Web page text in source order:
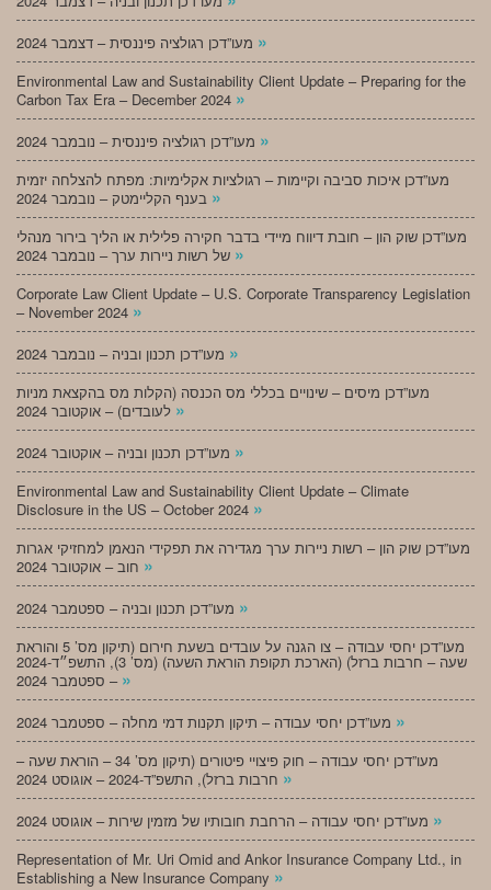
»
Environmental Law and Sustainability Client Update – Preparing for the
Carbon Tax Era – December 2024 »
»
מעו”דכן איכות סביבה וקיימות – רגולציות אקלימיות: מפתח להצלחה יזמית
»
מעו”דכן שוק הון – חובת דיווח מיידי בדבר חקירה פלילית או הליך בירור מנהלי
»
Corporate Law Client Update – U.S. Corporate Transparency Legislation
– November 2024 »
»
מעו”דכן מיסים – שינויים בכללי מס הכנסה (הקלות מס בהקצאת מניות
»
»
Environmental Law and Sustainability Client Update – Climate
Disclosure in the US – October 2024 »
מעו”דכן שוק הון – רשות ניירות ערך מגדירה את תפקידי הנאמן למחזיקי אגרות
»
»
מעו”דכן יחסי עבודה – צו הגנה על עובדים בשעת חירום (תיקון מס’ 5 והוראת
שעה – חרבות ברזל) (הארכת תקופת הוראת השעה) (מס’ 3), התשפ״ד-2024
– ספטמבר 2024 »
»
מעו”דכן יחסי עבודה – חוק פיצויי פיטורים (תיקון מס’ 34 – הוראת שעה –
»
»
Representation of Mr. Uri Omid and Ankor Insurance Company Ltd., in
Establishing a New Insurance Company »